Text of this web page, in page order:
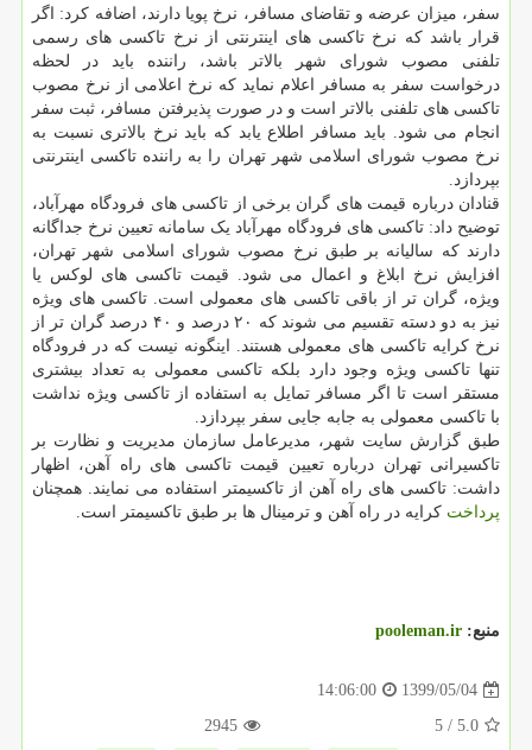
سفر، میزان عرضه و تقاضای مسافر، نرخ پویا دارند، اضافه کرد: اگر
قرار باشد که نرخ تاکسی های اینترنتی از نرخ تاکسی های رسمی
تلفنی مصوب شورای شهر بالاتر باشد، راننده باید در لحظه
درخواست سفر به مسافر اعلام نماید که نرخ اعلامی از نرخ مصوب
تاکسی های تلفنی بالاتر است و در صورت پذیرفتن مسافر، ثبت سفر
انجام می شود. باید مسافر اطلاع یابد که باید نرخ بالاتری نسبت به
نرخ مصوب شورای اسلامی شهر تهران را به راننده تاکسی اینترنتی
بپردازد.
قنادان درباره قیمت های گران برخی از تاکسی های فرودگاه مهرآباد،
توضیح داد: تاکسی های فرودگاه مهرآباد یک سامانه تعیین نرخ جداگانه
دارند که سالیانه بر طبق نرخ مصوب شورای اسلامی شهر تهران،
افزایش نرخ ابلاغ و اعمال می شود. قیمت تاکسی های لوکس یا
ویژه، گران تر از باقی تاکسی های معمولی است. تاکسی های ویژه
نیز به دو دسته تقسیم می شوند که ۲۰ درصد و ۴۰ درصد گران تر از
نرخ کرایه تاکسی های معمولی هستند. اینگونه نیست که در فرودگاه
تنها تاکسی ویژه وجود دارد بلکه تاکسی معمولی به تعداد بیشتری
مستقر است تا اگر مسافر تمایل به استفاده از تاکسی ویژه نداشت
با تاکسی معمولی به جابه جایی سفر بپردازد.
طبق گزارش سایت شهر، مدیرعامل سازمان مدیریت و نظارت بر
تاکسیرانی تهران درباره تعیین قیمت تاکسی های راه آهن، اظهار
داشت: تاکسی های راه آهن از تاکسیمتر استفاده می نمایند. همچنان
پرداخت کرایه در راه آهن و ترمینال ها بر طبق تاکسیمتر است.
منبع: pooleman.ir
1399/05/04
14:06:00
5.0
/ 5
2945